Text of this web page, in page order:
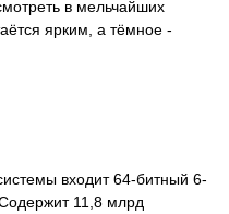
в мельчайших
ярким, а тёмное -
входит 64-битный 6-
11,8 млрд